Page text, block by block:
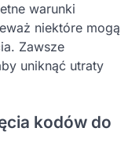
warunki
niektóre mogą
Zawsze
uniknąć utraty
kodów do